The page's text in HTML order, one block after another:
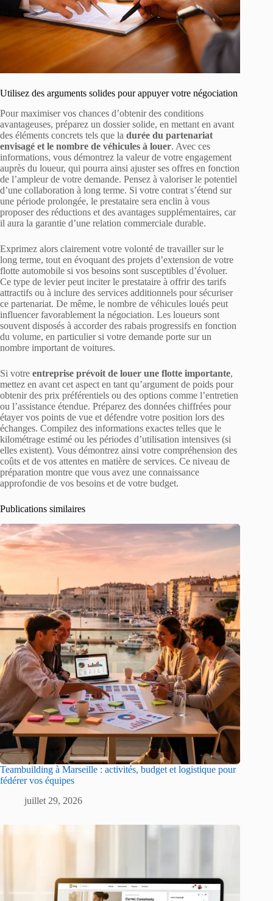
Utilisez des arguments solides pour appuyer votre négociation
Pour maximiser vos chances d’obtenir des conditions
avantageuses, préparez un dossier solide, en mettant en avant
des éléments concrets tels que la durée du partenariat
envisagé et le nombre de véhicules à louer. Avec ces
informations, vous démontrez la valeur de votre engagement
auprès du loueur, qui pourra ainsi ajuster ses offres en fonction
de l’ampleur de votre demande. Pensez à valoriser le potentiel
d’une collaboration à long terme. Si votre contrat s’étend sur
une période prolongée, le prestataire sera enclin à vous
proposer des réductions et des avantages supplémentaires, car
il aura la garantie d’une relation commerciale durable.
Exprimez alors clairement votre volonté de travailler sur le
long terme, tout en évoquant des projets d’extension de votre
flotte automobile si vos besoins sont susceptibles d’évoluer.
Ce type de levier peut inciter le prestataire à offrir des tarifs
attractifs ou à inclure des services additionnels pour sécuriser
ce partenariat. De même, le nombre de véhicules loués peut
influencer favorablement la négociation. Les loueurs sont
souvent disposés à accorder des rabais progressifs en fonction
du volume, en particulier si votre demande porte sur un
nombre important de voitures.
Si votre entreprise prévoit de louer une flotte importante,
mettez en avant cet aspect en tant qu’argument de poids pour
obtenir des prix préférentiels ou des options comme l’entretien
ou l’assistance étendue. Préparez des données chiffrées pour
étayer vos points de vue et défendre votre position lors des
échanges. Compilez des informations exactes telles que le
kilométrage estimé ou les périodes d’utilisation intensives (si
elles existent). Vous démontrez ainsi votre compréhension des
coûts et de vos attentes en matière de services. Ce niveau de
préparation montre que vous avez une connaissance
approfondie de vos besoins et de votre budget.
Publications similaires
Teambuilding à Marseille : activités, budget et logistique pour
fédérer vos équipes
juillet 29, 2026